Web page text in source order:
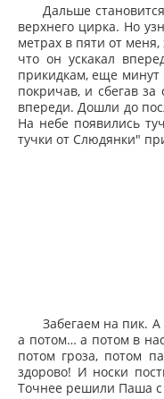
Дальше
верхнего цирка. Но
метрах в пяти от
что он ускакал
прикидкам, еще минут
покричав, и сбегав
впереди. Дошли до
На небе появились
тучки от Слюдянки"
Забегаем на пик.
а потом… а потом в
потом гроза, потом
здорово! И носки
Точнее решили Паша